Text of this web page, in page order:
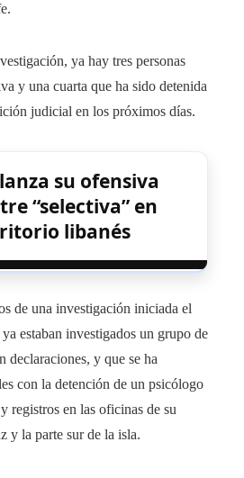
ya hay tres personas
y una cuarta que ha sido detenida
judicial en los próximos días.
su ofensiva
“selectiva” en
libanés
de una investigación iniciada el
estaban investigados un grupo de
declaraciones, y que se ha
con la detención de un psicólogo
registros en las oficinas de su
y la parte sur de la isla.